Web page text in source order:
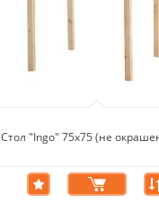
Стол "Ingo" 75х75 (не